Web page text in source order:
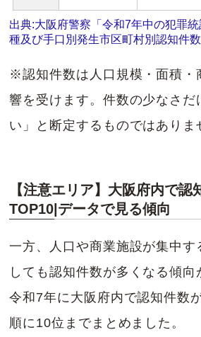
出典:大阪府警察「令和7年中の犯罪
種及び手口別発生市区町村別認知件数
※認知件数は人口規模・面積・
響を受けます。件数の少なさだ
い」と断定するものではありま
【注意エリア】大阪府内で認
TOP10|データで見る傾向
一方、人口や商業施設が集中す
しても認知件数が多くなる傾向
令和7年に大阪府内で認知件数
順に10位までまとめました。